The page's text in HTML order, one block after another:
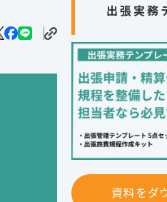
出張実務
資料をダ